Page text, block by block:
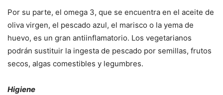
Por su parte, el omega 3, que se encuentra en el aceite de
oliva virgen, el pescado azul, el marisco o la yema de
huevo, es un gran antiinflamatorio. Los vegetarianos
podrán sustituir la ingesta de pescado por semillas, frutos
secos, algas comestibles y legumbres.
Higiene